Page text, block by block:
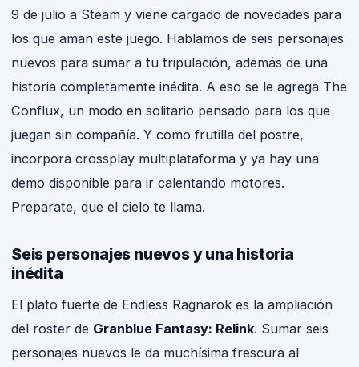
9 de julio a Steam y viene cargado de novedades para
los que aman este juego. Hablamos de seis personajes
nuevos para sumar a tu tripulación, además de una
historia completamente inédita. A eso se le agrega The
Conflux, un modo en solitario pensado para los que
juegan sin compañía. Y como frutilla del postre,
incorpora crossplay multiplataforma y ya hay una
demo disponible para ir calentando motores.
Preparate, que el cielo te llama.
Seis personajes nuevos y una historia
inédita
El plato fuerte de Endless Ragnarok es la ampliación
del roster de Granblue Fantasy: Relink. Sumar seis
personajes nuevos le da muchísima frescura al